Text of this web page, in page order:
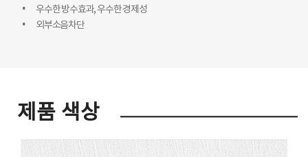
우수한 방수효과, 우수한 경제성
외부소음차단
제품 색상